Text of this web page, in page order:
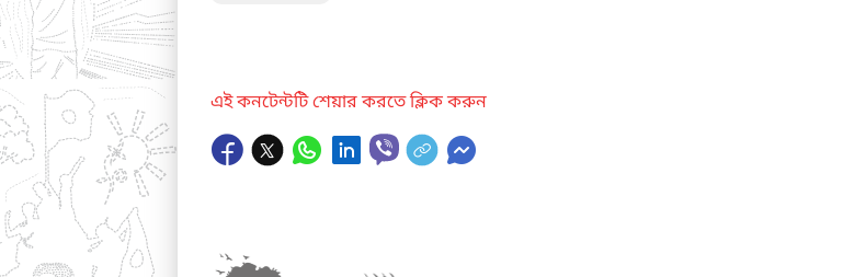
এই কনটেন্টটি শেয়ার করতে ক্লিক করুন